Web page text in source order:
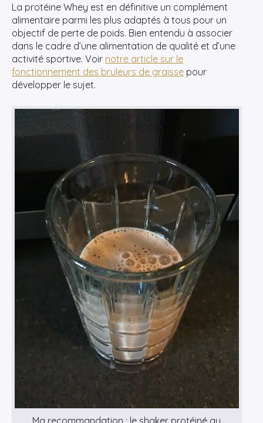
La protéine Whey est en définitive un complément
alimentaire parmi les plus adaptés à tous pour un
objectif de perte de poids. Bien entendu à associer
dans le cadre d’une alimentation de qualité et d’une
activité sportive. Voir notre article sur le
fonctionnement des bruleurs de graisse pour
développer le sujet.
Ma recommandation : le shaker protéiné au
Rechercher